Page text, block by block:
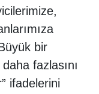
bir
fazlasını
ifadelerini